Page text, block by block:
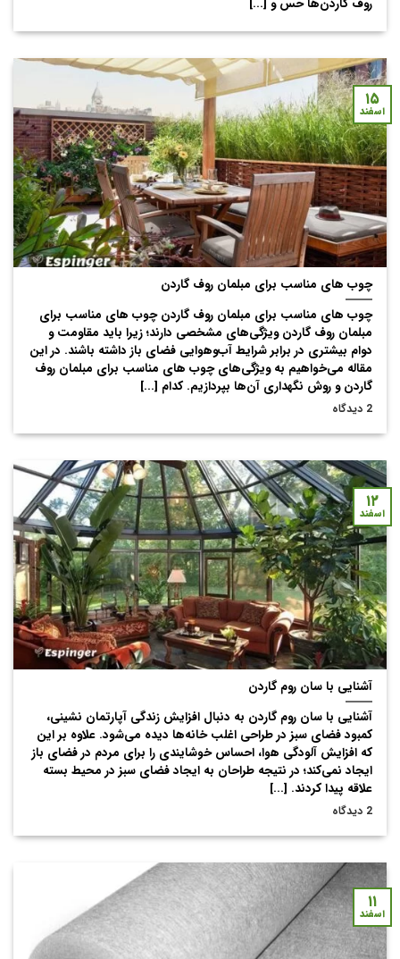
روف گاردن‌ها حس و [...]
چوب های مناسب برای مبلمان روف گاردن
چوب های مناسب برای مبلمان روف گاردن چوب های مناسب برای
مبلمان روف گاردن ویژگی‌های مشخصی دارند؛ زیرا باید مقاومت و
دوام بیشتری در برابر شرایط آب‌وهوایی فضای باز داشته باشند. در این
مقاله می‌خواهیم به ویژگی‌های چوب های مناسب برای مبلمان روف
گاردن و روش نگهداری آن‌ها بپردازیم. کدام [...]
2 دیدگاه
۱۵
اسفند
آشنایی با سان روم گاردن
آشنایی با سان روم گاردن به دنبال افزایش زندگی آپارتمان نشینی،
کمبود فضای سبز در طراحی اغلب خانه‌ها دیده می‌شود. علاوه بر این
که افزایش آلودگی هوا، احساس خوشایندی را برای مردم در فضای باز
ایجاد نمی‌کند؛ در نتیجه طراحان به ایجاد فضای سبز در محیط بسته
علاقه پیدا کردند. [...]
2 دیدگاه
۱۲
اسفند
۱۱
اسفند